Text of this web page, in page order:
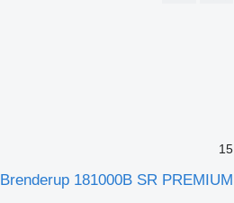
15
Brenderup 181000B SR PREMIUM